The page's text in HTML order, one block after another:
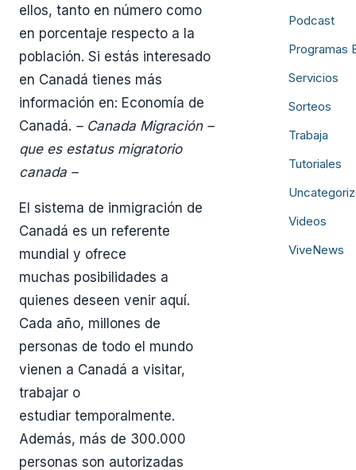
ellos, tanto en número como
en porcentaje respecto a la
población. Si estás interesado
en Canadá tienes más
información en: Economía de
Canadá. – Canada Migración –
que es estatus migratorio
canada –
El sistema de inmigración de
Canadá es un referente
mundial y ofrece
muchas posibilidades a
quienes deseen venir aquí.
Cada año, millones de
personas de todo el mundo
vienen a Canadá a visitar,
trabajar o
estudiar temporalmente.
Además, más de 300.000
personas son autorizadas
Podcast
Programas
Servicios
Sorteos
Trabaja
Tutoriales
Videos
ViveNews